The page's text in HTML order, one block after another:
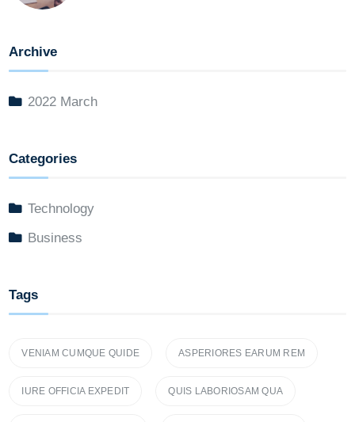
Archive
2022 March
Categories
Technology
Business
Tags
VENIAM CUMQUE QUIDE ASPERIORES EARUM REM
IURE OFFICIA EXPEDIT QUIS LABORIOSAM QUA